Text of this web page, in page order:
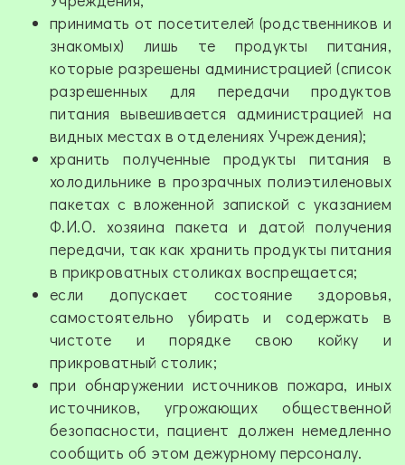
принимать от посетителей (родственников и
знакомых) лишь те продукты питания,
которые разрешены администрацией (список
разрешенных для передачи продуктов
питания вывешивается администрацией на
видных местах в отделениях Учреждения);
хранить полученные продукты питания в
холодильнике в прозрачных полиэтиленовых
пакетах с вложенной запиской с указанием
Ф.И.О. хозяина пакета и датой получения
передачи, так как хранить продукты питания
в прикроватных столиках воспрещается;
если допускает состояние здоровья,
самостоятельно убирать и содержать в
чистоте и порядке свою койку и
прикроватный столик;
при обнаружении источников пожара, иных
источников, угрожающих общественной
безопасности, пациент должен немедленно
сообщить об этом дежурному персоналу.